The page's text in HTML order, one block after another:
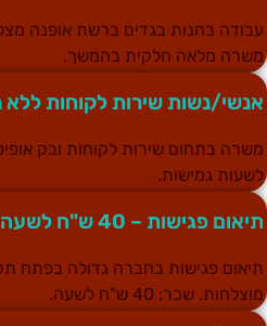
מלאה חלקית בהמשך.
נשות שירות לקוחות ללא
בתחום שירות לקוחות ובק
גמישות.
פגישות – 40 ש"ח לשעה בפתח תקווה
פגישות בחברה גדולה בפתח
שכר: 40 ש"ח לשעה.